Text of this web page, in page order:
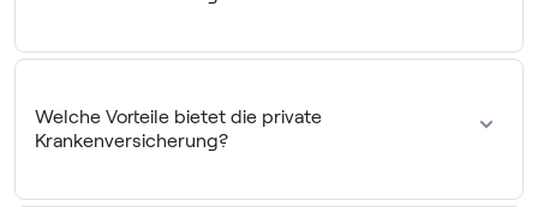
Nebentätigkeit nicht mehr als 608 Euro verdienen.
Die Beiträge sind einkommensabhängig und somit bei
kostenlosen Familienversicherung deiner Ehepartnerin
oder deines Ehepartners, deiner Kinder sowie einer
Welche Vorteile bietet die private
Krankenversicherung?
Die private Krankenversicherung bietet dir eine große